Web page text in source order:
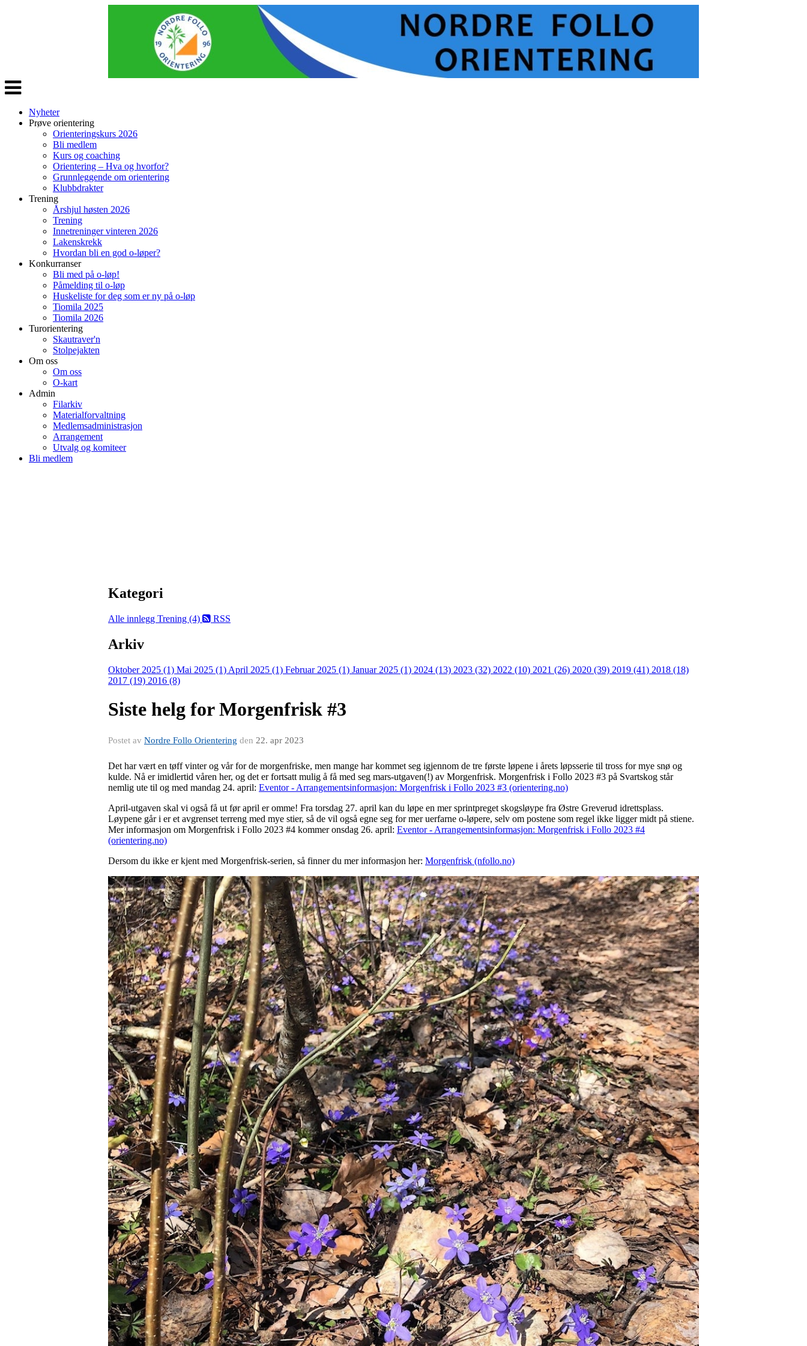
Veksle
navigasjon
Nyheter
Prøve orientering
Orienteringskurs 2026
Bli medlem
Kurs og coaching
Orientering – Hva og hvorfor?
Grunnleggende om orientering
Klubbdrakter
Trening
Årshjul høsten 2026
Trening
Innetreninger vinteren 2026
Lakenskrekk
Hvordan bli en god o-løper?
Konkurranser
Bli med på o-løp!
Påmelding til o-løp
Huskeliste for deg som er ny på o-løp
Tiomila 2025
Tiomila 2026
Turorientering
Skautraver'n
Stolpejakten
Om oss
Om oss
O-kart
Admin
Filarkiv
Materialforvaltning
Medlemsadministrasjon
Arrangement
Utvalg og komiteer
Bli medlem
Kategori
Alle innlegg Trening (4) RSS
Arkiv
Oktober 2025 (1) Mai 2025 (1) April 2025 (1) Februar 2025 (1) Januar 2025 (1) 2024 (13) 2023 (32) 2022 (10) 2021 (26) 2020 (39) 2019 (41) 2018 (18)
2017 (19) 2016 (8)
Siste helg for Morgenfrisk #3
Postet av Nordre Follo Orientering den 22. apr 2023
Det har vært en tøff vinter og vår for de morgenfriske, men mange har kommet seg igjennom de tre første løpene i årets løpsserie til tross for mye snø og
kulde. Nå er imidlertid våren her, og det er fortsatt mulig å få med seg mars-utgaven(!) av Morgenfrisk. Morgenfrisk i Follo 2023 #3 på Svartskog står
nemlig ute til og med mandag 24. april: Eventor - Arrangementsinformasjon: Morgenfrisk i Follo 2023 #3 (orientering.no)
April-utgaven skal vi også få ut før april er omme! Fra torsdag 27. april kan du løpe en mer sprintpreget skogsløype fra Østre Greverud idrettsplass.
Løypene går i er et avgrenset terreng med mye stier, så de vil også egne seg for mer uerfarne o-løpere, selv om postene som regel ikke ligger midt på stiene.
Mer informasjon om Morgenfrisk i Follo 2023 #4 kommer onsdag 26. april: Eventor - Arrangementsinformasjon: Morgenfrisk i Follo 2023 #4
(orientering.no)
Dersom du ikke er kjent med Morgenfrisk-serien, så finner du mer informasjon her: Morgenfrisk (nfollo.no)